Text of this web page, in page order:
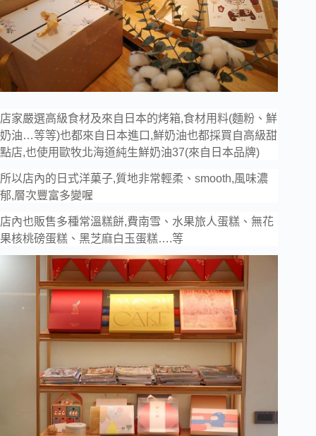
店家嚴選高級食材及來自日本的烤箱,食材用料(麵粉、鮮
奶油…等等)也都來自日本進口,鮮奶油也都採買自高級甜
點店,也使用歐牧北海道純生鮮奶油37(來自日本品牌)
所以店內的 日式洋菓子,質地非常輕柔、smooth,風味濃
郁,層次豐富多變喔
店內也販售多種常溫糕餅,費南雪、水果旅人蛋糕、無花
果核桃磅蛋糕、黑芝麻白玉蛋糕….等